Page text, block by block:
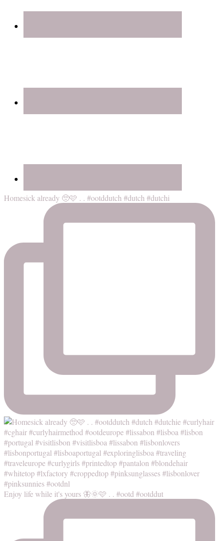
Homesick already 🥺🩷 . . #ootddutch #dutch #dutchi
Enjoy life while it's yours 🦋🌞🩷 . . #ootd #ootddut